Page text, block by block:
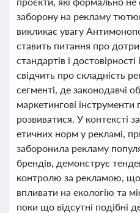
заборону на рекламу
викликає увагу
ставить питання про
стандартів і
свідчить про складність
сегменті, де законодавчі
маркетингові
розвиватися. У контексті
етичних норм у рекламі,
заборонила рекламу
брендів, демонструє
контролю за рекламою,
впливати на екологію та
поки що відсутні подібні